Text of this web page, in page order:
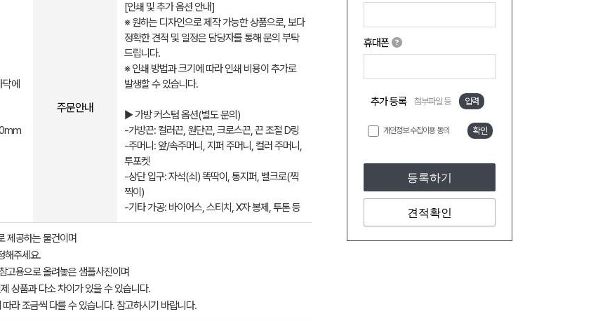
휴대폰
추가 등록 첨부파일 등 입력
개인정보 수집이용 동의 확인
등록하기
견적확인
에
주문안내
[인쇄 및 추가 옵션 안내]
※ 원하는 디자인으로 제작 가능한 상품으로, 보다
정확한 견적 및 일정은 담당자를 통해 문의 부탁
드립니다.
※ 인쇄 방법과 크기에 따라 인쇄 비용이 추가로
발생할 수 있습니다.
▶ 가방 커스텀 옵션(별도 문의)
-가방끈: 컬러끈, 원단끈, 크로스끈, 끈 조절 D링
-주머니: 앞/속주머니, 지퍼 주머니, 컬러 주머니,
투포켓
-상단 입구: 자석(쇠) 똑딱이, 통지퍼, 벨크로(찍
찍이)
-기타 가공: 바이어스, 스티치, X자 봉제, 투톤 등
제공하는 물건이며
해주세요.
고용으로 올려놓은 샘플사진이며
상품과 다소 차이가 있을 수 있습니다.
라 조금씩 다를 수 있습니다. 참고하시기 바랍니다.